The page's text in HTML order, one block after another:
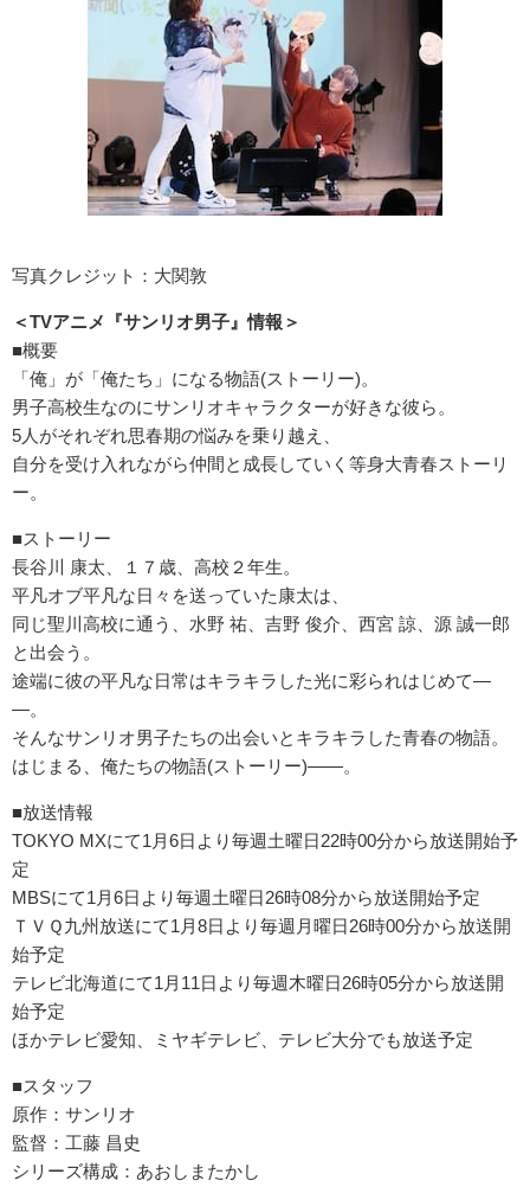
写真クレジット：大関敦
＜TVアニメ『サンリオ男子』情報＞
■概要
「俺」が「俺たち」になる物語(ストーリー)。
男子高校生なのにサンリオキャラクターが好きな彼ら。
5人がそれぞれ思春期の悩みを乗り越え、
自分を受け入れながら仲間と成長していく等身大青春ストーリ
ー。
■ストーリー
長谷川 康太、１７歳、高校２年生。
平凡オブ平凡な日々を送っていた康太は、
同じ聖川高校に通う、水野 祐、吉野 俊介、西宮 諒、源 誠一郎
と出会う。
途端に彼の平凡な日常はキラキラした光に彩られはじめて―
―。
そんなサンリオ男子たちの出会いとキラキラした青春の物語。
はじまる、俺たちの物語(ストーリー)――。
■放送情報
TOKYO MXにて1月6日より毎週土曜日22時00分から放送開始予
定
MBSにて1月6日より毎週土曜日26時08分から放送開始予定
ＴＶＱ九州放送にて1月8日より毎週月曜日26時00分から放送開
始予定
テレビ北海道にて1月11日より毎週木曜日26時05分から放送開
始予定
ほかテレビ愛知、ミヤギテレビ、テレビ大分でも放送予定
■スタッフ
原作：サンリオ
監督：工藤 昌史
シリーズ構成：あおしまたかし